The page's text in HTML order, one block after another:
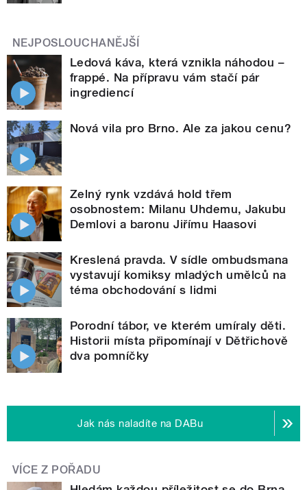
NEJPOSLOUCHANĚJŠÍ
Ledová káva, která vznikla náhodou –
frappé. Na přípravu vám stačí pár
ingrediencí
Nová vila pro Brno. Ale za jakou cenu?
Zelný rynk vzdává hold třem
osobnostem: Milanu Uhdemu, Jakubu
Demlovi a baronu Jiřímu Haasovi
Kreslená pravda. V sídle ombudsmana
vystavují komiksy mladých umělců na
téma obchodování s lidmi
Porodní tábor, ve kterém umíraly děti.
Historii místa připomínají v Dětřichově
dva pomníčky
Jak nás naladíte na DABu
VÍCE Z POŘADU